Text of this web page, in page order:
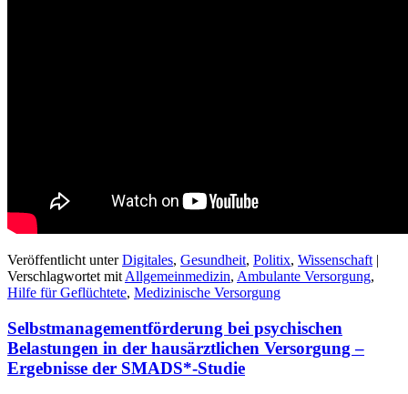
Veröffentlicht unter Digitales, Gesundheit, Politix, Wissenschaft |
Verschlagwortet mit Allgemeinmedizin, Ambulante Versorgung,
Hilfe für Geflüchtete, Medizinische Versorgung
Selbstmanagementförderung bei psychischen
Belastungen in der hausärztlichen Versorgung –
Ergebnisse der SMADS*-Studie